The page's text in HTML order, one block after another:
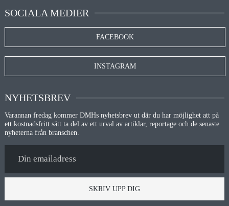
SOCIALA MEDIER
FACEBOOK
INSTAGRAM
NYHETSBREV
Varannan fredag kommer DMHs nyhetsbrev ut där du har möjlighet att på
ett kostnadsfritt sätt ta del av ett urval av artiklar, reportage och de senaste
nyheterna från branschen.
SKRIV UPP DIG